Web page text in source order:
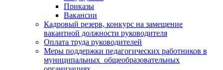
Приказы
Вакансии
Кадровый резерв, конкурс на замещение
вакантной должности руководителя
Оплата труда руководителей
Меры поддержки педагогических работников в
муниципальных общеобразовательных